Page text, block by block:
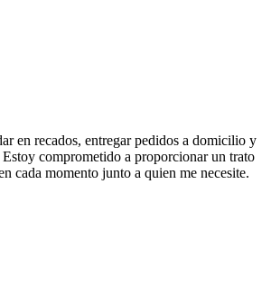
en recados, entregar pedidos a domicilio y
comprometido a proporcionar un trato
cada momento junto a quien me necesite.